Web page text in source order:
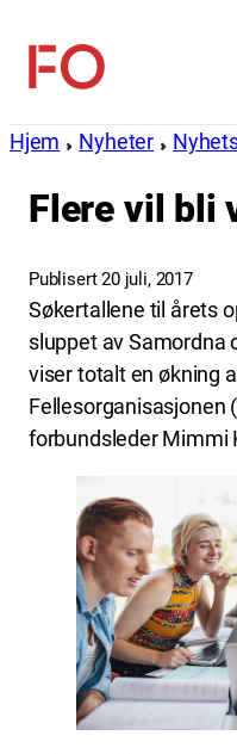
innhold
FO
Hjem Nyheter
Flere vil bli
Publisert 20 juli, 2017
Søkertallene til årets
sluppet av Samordna
viser totalt en økning
Fellesorganisasjonen
forbundsleder Mimmi